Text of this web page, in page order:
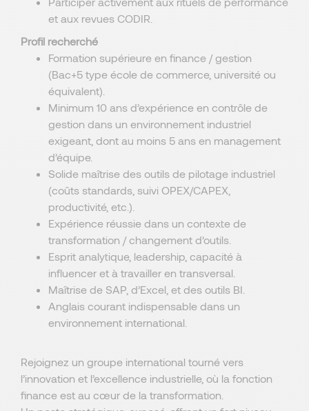
et aux revues CODIR.
Profil recherché
Formation supérieure en finance / gestion
(Bac+5 type école de commerce, université ou
équivalent).
Minimum 10 ans d’expérience en contrôle de
gestion dans un environnement industriel
exigeant, dont au moins 5 ans en management
d’équipe.
Solide maîtrise des outils de pilotage industriel
(coûts standards, suivi OPEX/CAPEX,
productivité, etc.).
Expérience réussie dans un contexte de
transformation / changement d’outils.
Esprit analytique, leadership, capacité à
influencer et à travailler en transversal.
Maîtrise de SAP, d’Excel, et des outils BI.
Anglais courant indispensable dans un
environnement international.
Rejoignez un groupe international tourné vers
l’innovation et l’excellence industrielle, où la fonction
finance est au cœur de la transformation.